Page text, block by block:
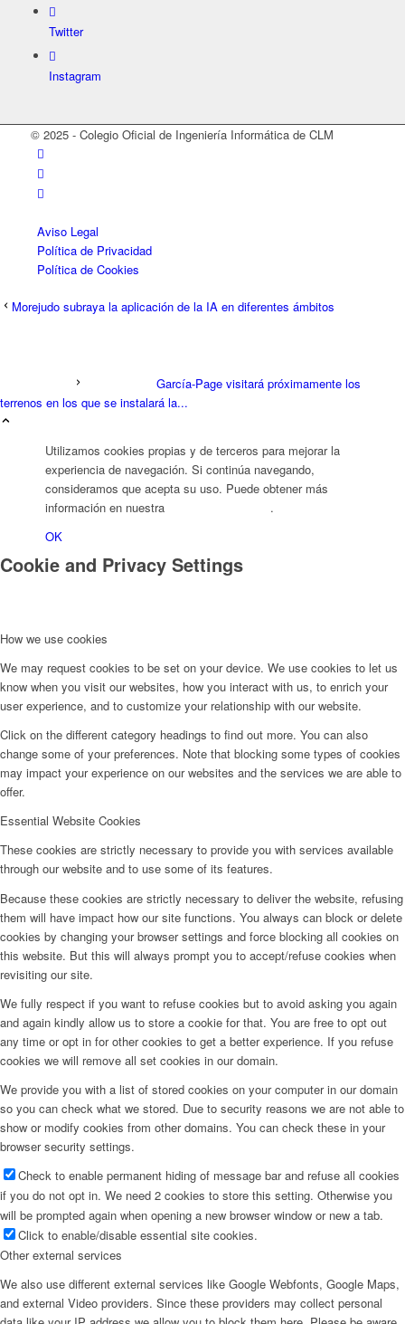
Twitter
Instagram
© 2025 - Colegio Oficial de Ingeniería Informática de CLM
Aviso Legal
Política de Privacidad
Política de Cookies
Morejudo subraya la aplicación de la IA en diferentes ámbitos
García-Page visitará próximamente los
terrenos en los que se instalará la...
Utilizamos cookies propias y de terceros para mejorar la
experiencia de navegación. Si continúa navegando,
consideramos que acepta su uso. Puede obtener más
información en nuestra
.
OK
Cookie and Privacy Settings
How we use cookies
We may request cookies to be set on your device. We use cookies to let us
know when you visit our websites, how you interact with us, to enrich your
user experience, and to customize your relationship with our website.
Click on the different category headings to find out more. You can also
change some of your preferences. Note that blocking some types of cookies
may impact your experience on our websites and the services we are able to
offer.
Essential Website Cookies
These cookies are strictly necessary to provide you with services available
through our website and to use some of its features.
Because these cookies are strictly necessary to deliver the website, refusing
them will have impact how our site functions. You always can block or delete
cookies by changing your browser settings and force blocking all cookies on
this website. But this will always prompt you to accept/refuse cookies when
revisiting our site.
We fully respect if you want to refuse cookies but to avoid asking you again
and again kindly allow us to store a cookie for that. You are free to opt out
any time or opt in for other cookies to get a better experience. If you refuse
cookies we will remove all set cookies in our domain.
We provide you with a list of stored cookies on your computer in our domain
so you can check what we stored. Due to security reasons we are not able to
show or modify cookies from other domains. You can check these in your
browser security settings.
Check to enable permanent hiding of message bar and refuse all cookies
if you do not opt in. We need 2 cookies to store this setting. Otherwise you
will be prompted again when opening a new browser window or new a tab.
Click to enable/disable essential site cookies.
Other external services
We also use different external services like Google Webfonts, Google Maps,
and external Video providers. Since these providers may collect personal